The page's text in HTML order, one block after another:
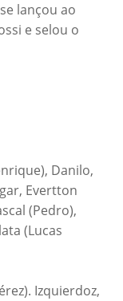
lançou ao
e selou o
Danilo,
Evertton
(Pedro),
(Lucas
Izquierdoz,